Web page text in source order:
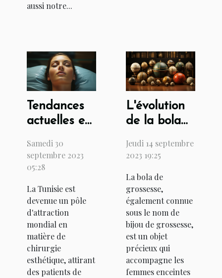
aussi notre...
Tendances
actuelles en
chirurgie
esthétique
Samedi 30
septembre 2023
05:28
La Tunisie est
devenue un pôle
d'attraction
mondial en
matière de
chirurgie
esthétique, attirant
des patients de
L'évolution
de la bola
grossesse à
siècles
Jeudi 14 septembre
2023 19:25
La bola de
grossesse,
également connue
sous le nom de
bijou de grossesse,
est un objet
précieux qui
accompagne les
femmes enceintes